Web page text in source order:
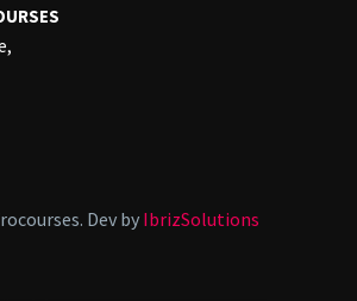
Dev by IbrizSolutions